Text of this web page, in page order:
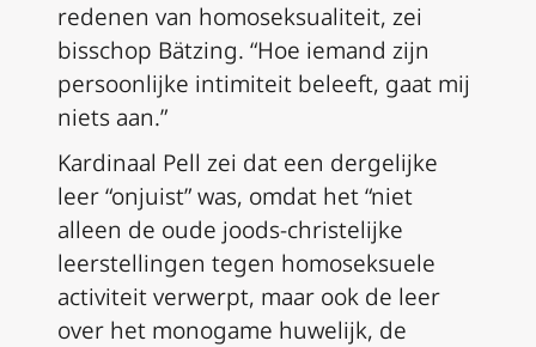
redenen van homoseksualiteit, zei
bisschop Bätzing. “Hoe iemand zijn
persoonlijke intimiteit beleeft, gaat mij
niets aan.”
Kardinaal Pell zei dat een dergelijke
leer “onjuist” was, omdat het “niet
alleen de oude joods-christelijke
leerstellingen tegen homoseksuele
activiteit verwerpt, maar ook de leer
over het monogame huwelijk, de